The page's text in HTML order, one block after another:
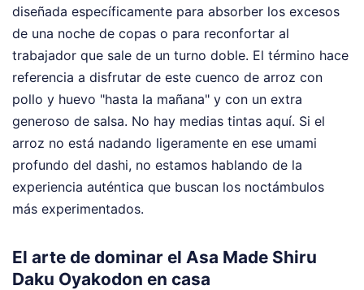
diseñada específicamente para absorber los excesos
de una noche de copas o para reconfortar al
trabajador que sale de un turno doble. El término hace
referencia a disfrutar de este cuenco de arroz con
pollo y huevo "hasta la mañana" y con un extra
generoso de salsa. No hay medias tintas aquí. Si el
arroz no está nadando ligeramente en ese umami
profundo del dashi, no estamos hablando de la
experiencia auténtica que buscan los noctámbulos
más experimentados.
El arte de dominar el Asa Made Shiru
Daku Oyakodon en casa